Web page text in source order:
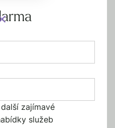
zajímavé
služeb